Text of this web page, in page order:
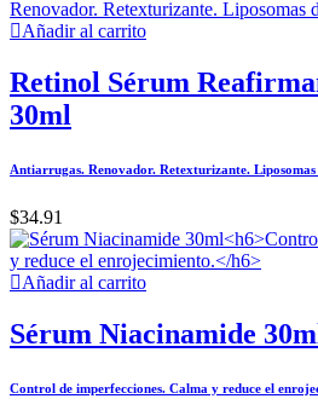
Añadir al carrito
Retinol Sérum
30ml
Antiarrugas. Renovador. Retexturizante.
$34.91
Añadir al carrito
Sérum Niacinamide
Control de imperfecciones. Calma y reduce el